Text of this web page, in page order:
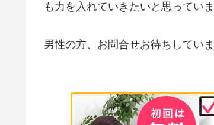
も力を入れていきたいと思っていま
男性の方、お問合せお待ちしていま